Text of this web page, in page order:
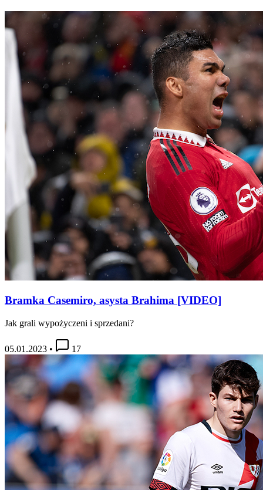
Bramka Casemiro, asysta Brahima [VIDEO]
Jak grali wypożyczeni i sprzedani?
05.01.2023 • 17